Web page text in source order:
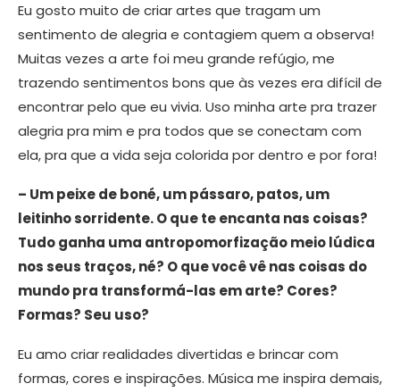
Eu gosto muito de criar artes que tragam um
sentimento de alegria e contagiem quem a observa!
Muitas vezes a arte foi meu grande refúgio, me
trazendo sentimentos bons que às vezes era difícil de
encontrar pelo que eu vivia. Uso minha arte pra trazer
alegria pra mim e pra todos que se conectam com
ela, pra que a vida seja colorida por dentro e por fora!
– Um peixe de boné, um pássaro, patos, um
leitinho sorridente. O que te encanta nas coisas?
Tudo ganha uma antropomorfização meio lúdica
nos seus traços, né? O que você vê nas coisas do
mundo pra transformá-las em arte? Cores?
Formas? Seu uso?
Eu amo criar realidades divertidas e brincar com
formas, cores e inspirações. Música me inspira demais,